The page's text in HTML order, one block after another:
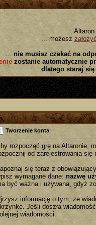
... Altaron
... możesz
... nie musisz czekać na
zostanie automatycznie
dlatego staraj
Tworzenie konta
rozpocząć grę na Altaronie,
od zarejestrowania się
się teraz z
wymagane dane: nazwę
być ważna i używana, gdyż
informację o tym, że
Jeśli doszła
wiadomości.